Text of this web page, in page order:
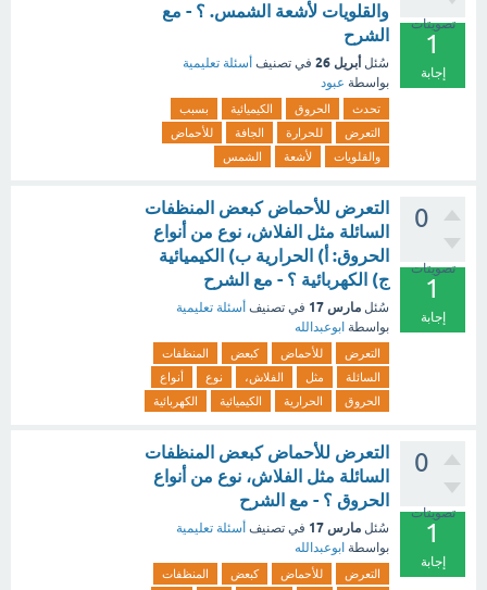
تصويتات
1
إجابة
والقلويات لأشعة الشمس. ؟ - مع
الشرح
سُئل أبريل 26 في تصنيف أسئلة تعليمية
بواسطة عبود
تحدث الحروق الكيميائية
بسبب
التعرض
للحرارة الجافة
للأحماض
والقلويات
لأشعة الشمس
0
تصويتات
1
إجابة
التعرض للأحماض كبعض المنظفات
السائلة مثل الفلاش، نوع من أنواع
الحروق: أ) الحرارية ب) الكيميائية
ج) الكهربائية ؟ - مع الشرح
سُئل مارس 17 في تصنيف أسئلة تعليمية
بواسطة ابوعبدالله
التعرض للأحماض كبعض
المنظفات
السائلة
مثل الفلاش، نوع
أنواع
الحروق
الحرارية الكيميائية الكهربائية
0
تصويتات
1
إجابة
التعرض للأحماض كبعض المنظفات
السائلة مثل الفلاش، نوع من أنواع
الحروق ؟ - مع الشرح
سُئل مارس 17 في تصنيف أسئلة تعليمية
بواسطة ابوعبدالله
التعرض للأحماض كبعض
المنظفات